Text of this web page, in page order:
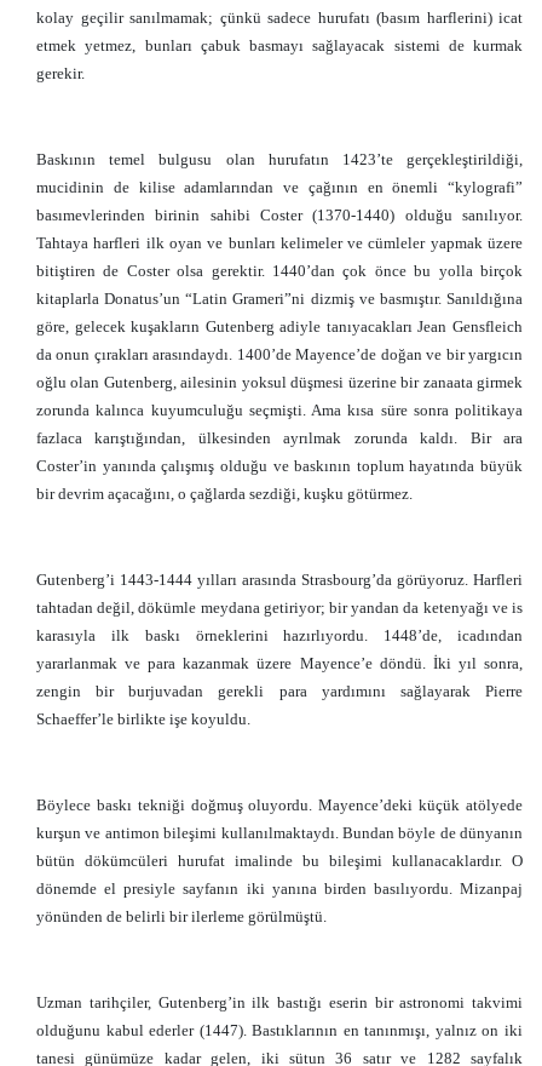
kolay geçilir sanılmamak; çünkü sadece hurufatı (basım harflerini) icat
etmek yetmez, bunları çabuk basmayı sağlayacak sistemi de kurmak
gerekir.
Baskının temel bulgusu olan hurufatın 1423’te gerçekleştirildiği,
mucidinin de kilise adamlarından ve çağının en önemli “kylografi”
basımevlerinden birinin sahibi Coster (1370-1440) olduğu sanılıyor.
Tahtaya harfleri ilk oyan ve bunları kelimeler ve cümleler yapmak üzere
bitiştiren de Coster olsa gerektir. 1440’dan çok önce bu yolla birçok
kitaplarla Donatus’un “Latin Grameri”ni dizmiş ve basmıştır. Sanıldığına
göre, gelecek kuşakların Gutenberg adiyle tanıyacakları Jean Gensfleich
da onun çırakları arasındaydı. 1400’de Mayence’de doğan ve bir yargıcın
oğlu olan Gutenberg, ailesinin yoksul düşmesi üzerine bir zanaata girmek
zorunda kalınca kuyumculuğu seçmişti. Ama kısa süre sonra politikaya
fazlaca karıştığından, ülkesinden ayrılmak zorunda kaldı. Bir ara
Coster’in yanında çalışmış olduğu ve baskının toplum hayatında büyük
bir devrim açacağını, o çağlarda sezdiği, kuşku götürmez.
Gutenberg’i 1443-1444 yılları arasında Strasbourg’da görüyoruz. Harfleri
tahtadan değil, dökümle meydana getiriyor; bir yandan da ketenyağı ve is
karasıyla ilk baskı örneklerini hazırlıyordu. 1448’de, icadından
yararlanmak ve para kazanmak üzere Mayence’e döndü. İki yıl sonra,
zengin bir burjuvadan gerekli para yardımını sağlayarak Pierre
Schaeffer’le birlikte işe koyuldu.
Böylece baskı tekniği doğmuş oluyordu. Mayence’deki küçük atölyede
kurşun ve antimon bileşimi kullanılmaktaydı. Bundan böyle de dünyanın
bütün dökümcüleri hurufat imalinde bu bileşimi kullanacaklardır. O
dönemde el presiyle sayfanın iki yanına birden basılıyordu. Mizanpaj
yönünden de belirli bir ilerleme görülmüştü.
Uzman tarihçiler, Gutenberg’in ilk bastığı eserin bir astronomi takvimi
olduğunu kabul ederler (1447). Bastıklarının en tanınmışı, yalnız on iki
tanesi günümüze kadar gelen, iki sütun 36 satır ve 1282 sayfalık